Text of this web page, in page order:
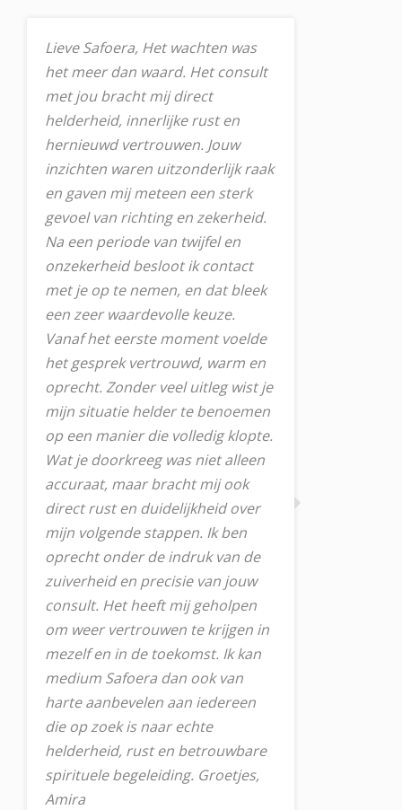
Lieve Safoera, Het wachten was
het meer dan waard. Het consult
met jou bracht mij direct
helderheid, innerlijke rust en
hernieuwd vertrouwen. Jouw
inzichten waren uitzonderlijk raak
en gaven mij meteen een sterk
gevoel van richting en zekerheid.
Na een periode van twijfel en
onzekerheid besloot ik contact
met je op te nemen, en dat bleek
een zeer waardevolle keuze.
Vanaf het eerste moment voelde
het gesprek vertrouwd, warm en
oprecht. Zonder veel uitleg wist je
mijn situatie helder te benoemen
op een manier die volledig klopte.
Wat je doorkreeg was niet alleen
accuraat, maar bracht mij ook
direct rust en duidelijkheid over
mijn volgende stappen. Ik ben
oprecht onder de indruk van de
zuiverheid en precisie van jouw
consult. Het heeft mij geholpen
om weer vertrouwen te krijgen in
mezelf en in de toekomst. Ik kan
medium Safoera dan ook van
harte aanbevelen aan iedereen
die op zoek is naar echte
helderheid, rust en betrouwbare
spirituele begeleiding. Groetjes,
Amira